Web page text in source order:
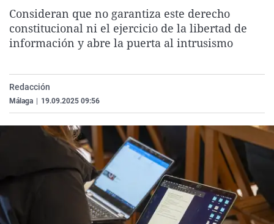
La rosa de los vientos
Gente viajera
Caso
Retornados
Operación Viuda
Extremadura
Galicia
Navarra
Virales
Televisión
Consideran que no garantiza este derecho
constitucional ni el ejercicio de la libertad de
información y abre la puerta al intrusismo
Redacción
Málaga 19.09.2025 09:56